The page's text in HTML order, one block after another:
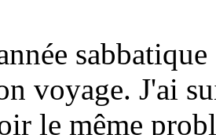
voyage. J'ai
le même